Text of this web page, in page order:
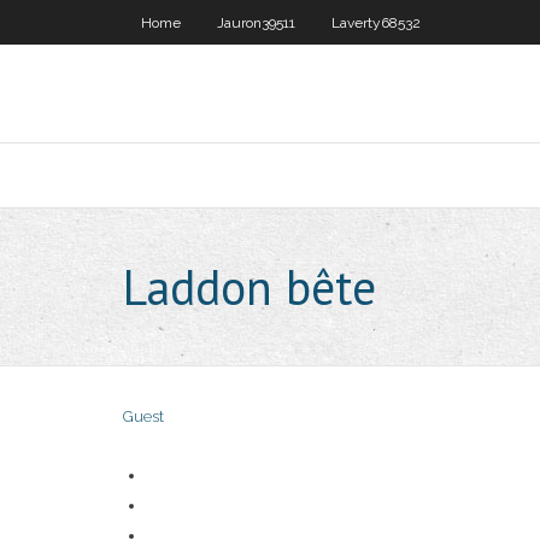
Home Jauron39511 Laverty68532
Laddon bête
Guest